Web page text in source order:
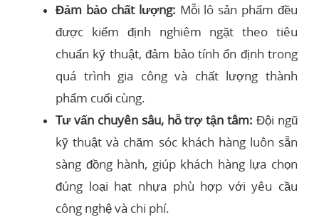
Đảm bảo chất lượng: Mỗi lô sản phẩm đều
được kiểm định nghiêm ngặt theo tiêu
chuẩn kỹ thuật, đảm bảo tính ổn định trong
quá trình gia công và chất lượng thành
phẩm cuối cùng.
Tư vấn chuyên sâu, hỗ trợ tận tâm: Đội ngũ
kỹ thuật và chăm sóc khách hàng luôn sẵn
sàng đồng hành, giúp khách hàng lựa chọn
đúng loại hạt nhựa phù hợp với yêu cầu
công nghệ và chi phí.